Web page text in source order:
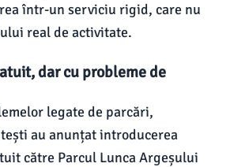
într-un serviciu rigid, care nu
real de activitate.
dar cu probleme de
legate de parcări,
au anunțat introducerea
către Parcul Lunca Argeșului